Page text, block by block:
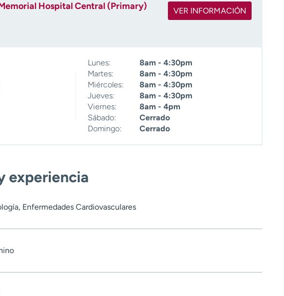
Hospital Central (Primary) VER INFORMACIÓN
Lunes:
8am - 4:30pm
Martes:
8am - 4:30pm
Miércoles:
8am - 4:30pm
Jueves:
8am - 4:30pm
Viernes:
8am - 4pm
Sábado:
Cerrado
Domingo:
Cerrado
experiencia
Enfermedades Cardiovasculares